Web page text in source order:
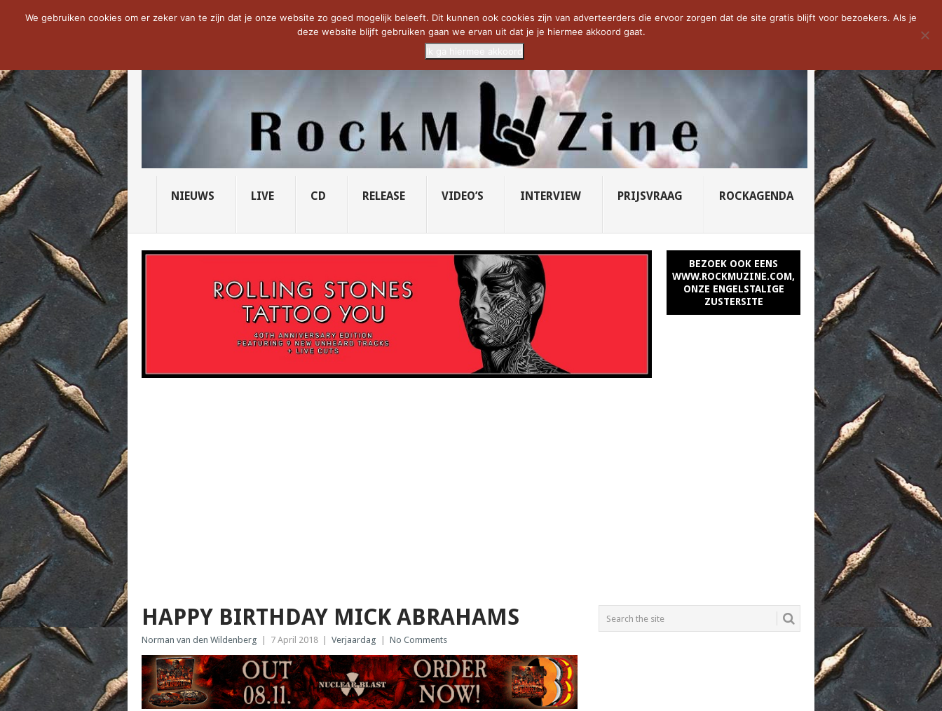
NOW TRENDING: THE VICIOUS HEAD SOCIETY... PRIDE OF LIONS – U... SAVATAGE KOMT TERUG IN 0... CD VAN DE WEEK: SLEEPING...
NIEUWS LIVE CD RELEASE VIDEO’S INTERVIEW PRIJSVRAAG ROCKAGENDA
BEZOEK OOK EENS
WWW.ROCKMUZINE.COM,
ONZE ENGELSTALIGE
ZUSTERSITE
HAPPY BIRTHDAY MICK ABRAHAMS
Norman van den Wildenberg 7 April 2018 Verjaardag No Comments
We gebruiken cookies om er zeker van te zijn dat je onze website zo goed mogelijk beleeft. Dit kunnen ook cookies zijn van adverteerders die ervoor zorgen dat de site gratis blijft voor bezoekers. Als je
deze website blijft gebruiken gaan we ervan uit dat je je hiermee akkoord gaat.
Ik ga hiermee akkoord